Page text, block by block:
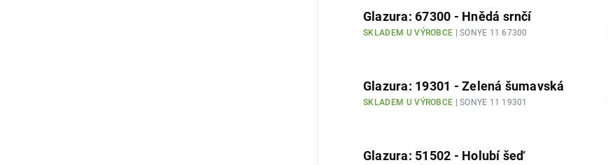
Glazura: 67300 - Hnědá srnčí
SKLADEM U VÝROBCE | SONYE 11 67300
Glazura: 19301 - Zelená šumavská
SKLADEM U VÝROBCE | SONYE 11 19301
Glazura: 51502 - Holubí šeď